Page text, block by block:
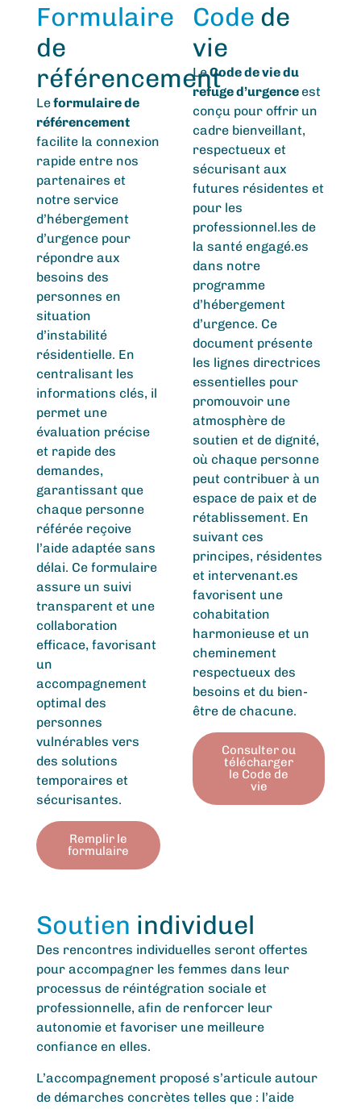
Formulaire
de
référencement
Leformulaire de
référencement
facilite la connexion
rapide entre nos
partenaires et
notre service
d’hébergement
d’urgence pour
répondre aux
besoins des
personnes en
situation
d’instabilité
résidentielle. En
centralisant les
informations clés, il
permet une
évaluation précise
et rapide des
demandes,
garantissant que
chaque personne
référée reçoive
l’aide adaptée sans
délai. Ce formulaire
assure un suivi
transparent et une
collaboration
efficace, favorisant
un
accompagnement
optimal des
personnes
vulnérables vers
des solutions
temporaires et
sécurisantes.
Remplir le
formulaire
Code de
vie
LeCode de vie du
refuge d’urgence est
conçu pour offrir un
cadre bienveillant,
respectueux et
sécurisant aux
futures résidentes et
pour les
professionnel.les de
la santé engagé.es
dans notre
programme
d’hébergement
d’urgence. Ce
document présente
les lignes directrices
essentielles pour
promouvoir une
atmosphère de
soutien et de dignité,
où chaque personne
peut contribuer à un
espace de paix et de
rétablissement. En
suivant ces
principes, résidentes
et intervenant.es
favorisent une
cohabitation
harmonieuse et un
cheminement
respectueux des
besoins et du bien-
être de chacune.
Consulter ou
télécharger
le Code de
vie
​Soutien individuel
Des rencontres individuelles seront offertes
pour accompagner les femmes dans leur
processus de réintégration sociale et
professionnelle, afin de renforcer leur
autonomie et favoriser une meilleure
confiance en elles.
L’accompagnement proposé s’articule autour
de démarches concrètes telles que : l’aide